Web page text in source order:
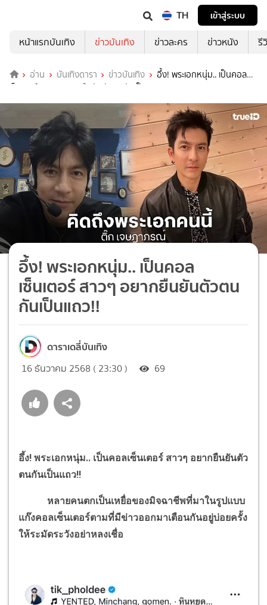
TH
เข้าสู่ระบบ
หน้าแรกบันเทิง
ข่าวบันเทิง ข่าวละคร ข่าวหนัง รี
อ่าน บันเทิงดารา ข่าวบันเทิง
อึ้ง! พระเอกหนุ่ม.. เป็นคอล
เซ็นเตอร์ สาวๆ อยากยืนยันตัวตนกันเป็นแถว!!
อึ้ง! พระเอกหนุ่ม.. เป็นคอล
เซ็นเตอร์ สาวๆ อยากยืนยันตัวตน
กันเป็นแถว!!
ดาราเดลี่บันเทิง
16 ธันวาคม 2568 ( 23:30 ) 69
อึ้ง! พระเอกหนุ่ม.. เป็นคอลเซ็นเตอร์ สาวๆ อยากยืนยันตัว
ตนกันเป็นแถว!!
หลายคนตกเป็นเหยื่อของมิจฉาชีพที่มาในรูปแบบ
แก๊งคอลเซ็นเตอร์ตามที่มีข่าวออกมาเตือนกันอยู่บ่อยครั้ง
ให้ระมัดระวังอย่าหลงเชื่อ